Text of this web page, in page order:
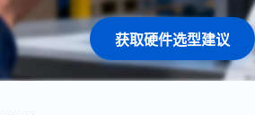
获取硬件选型建议